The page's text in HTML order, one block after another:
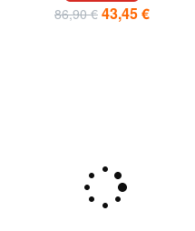
86,90 € 43,45 €